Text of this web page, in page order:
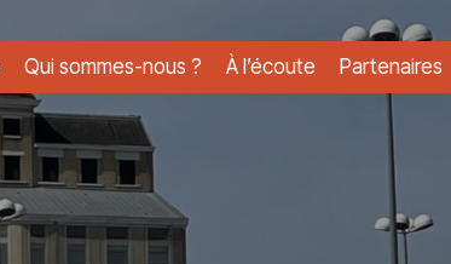
Qui sommes-nous ? À l’écoute Partenaires